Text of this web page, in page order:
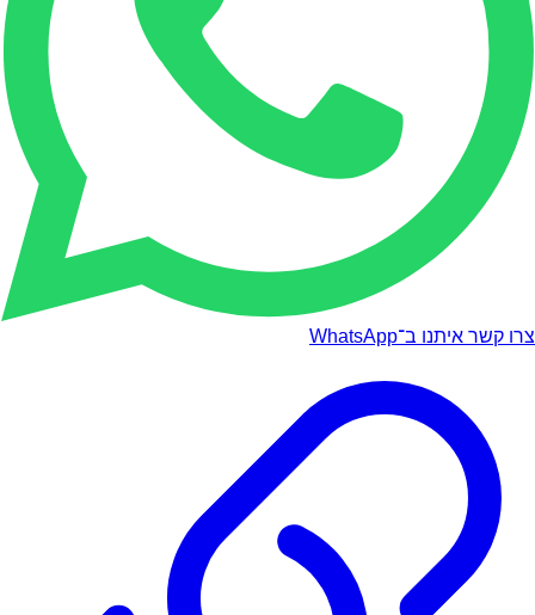
צרו קשר איתנו ב־WhatsApp